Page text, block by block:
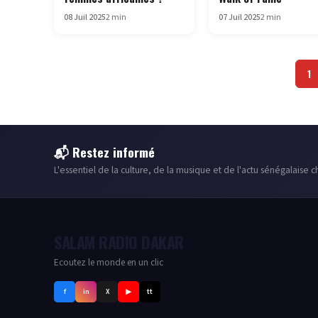
08 Juil 20252 min 07 Juil 20252 min
1
📬 Restez informé
L'essentiel de la culture, de la musique et de l'actu sénégalaise
Ecoutez le monde en un clic
f in X ▶ tt